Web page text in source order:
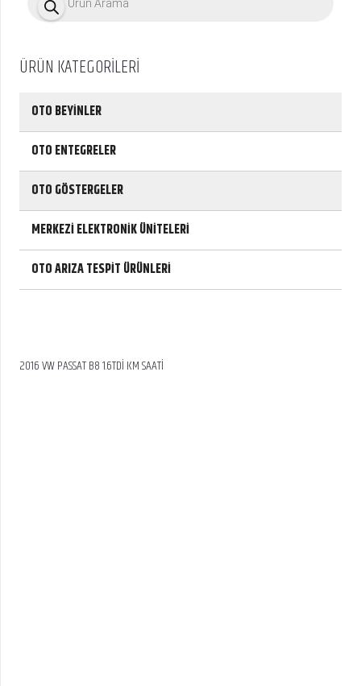
t
r
ÜRÜN KATEGORİLERİ
OTO BEYİNLER
OTO ENTEGRELER
OTO GÖSTERGELER
MERKEZİ ELEKTRONİK ÜNİTELERİ
OTO ARIZA TESPİT ÜRÜNLERİ
2016 VW PASSAT B8 1.6TDİ KM SAATİ